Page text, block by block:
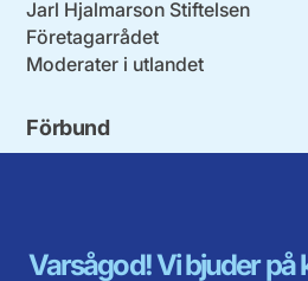
Varsågod! Vi bjuder på
Jarl Hjalmarson Stiftelsen
Företagarrådet
Moderater i utlandet
Förbund
Gävleborg